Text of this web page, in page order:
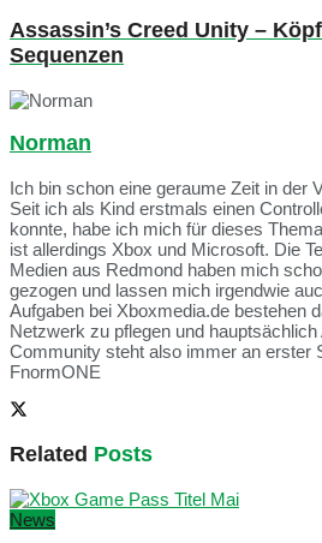
Assassin’s Creed Unity –
Sequenzen
Norman
Ich bin schon eine geraume Zeit in der
Seit ich als Kind erstmals einen
konnte, habe ich mich für dieses
ist allerdings Xbox und Microsoft. Die
Medien aus Redmond haben mich
gezogen und lassen mich irgendwie
Aufgaben bei Xboxmedia.de bestehen
Netzwerk zu pflegen und
Community steht also immer an erster
FnormONE
Related Posts
News